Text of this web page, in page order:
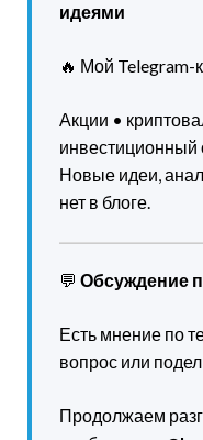
идеями
🔥 Мой Telegram-
Акции •
инвестиционный
Новые идеи,
нет в блоге.
💬 Обсуждение
Есть мнение по
вопрос или
Продолжаем